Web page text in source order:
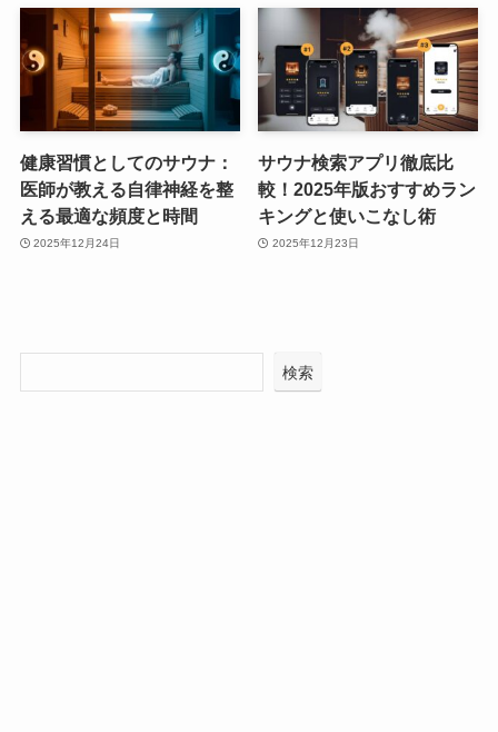
健康習慣としてのサウナ：
医師が教える自律神経を整
える最適な頻度と時間
2025年12月24日
サウナ検索アプリ徹底比
較！2025年版おすすめラン
キングと使いこなし術
2025年12月23日
検索